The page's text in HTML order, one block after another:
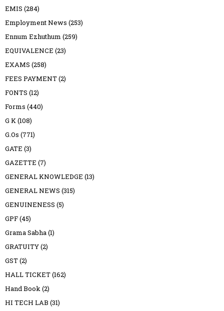
EMIS (284)
Employment News (253)
Ennum Ezhuthum (259)
EQUIVALENCE (23)
EXAMS (258)
FEES PAYMENT(2)
FONTS (12)
Forms (440)
G K(108)
G.Os (771)
GATE (3)
GAZETTE (7)
GENERAL KNOWLEDGE (13)
GENERAL NEWS (315)
GENUINENESS (5)
GPF(45)
Grama Sabha(1)
GRATUITY(2)
GST(2)
HALL TICKET(162)
Hand Book(2)
HI TECH LAB (31)